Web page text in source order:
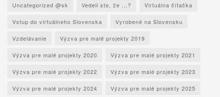
Uncategorized @sk Vedeli ste, že ...? Virtuálna čítačka
Vstup do virtuálneho Slovenska Vyrobené na Slovensku
Vzdelávanie Výzva pre malé projekty 2019
Výzva pre malé projekty 2020 Výzva pre malé projekty 2021
Výzva pre malé projekty 2022 Výzva pre malé projekty 2023
Výzva pre malé projekty 2024 Výzva pre malé projekty 2025